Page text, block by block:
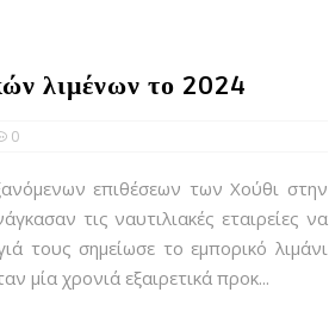
λιμένων το 2024
0
επιθέσεων των Χούθι στην
τις ναυτιλιακές εταιρείες να
τους σημείωσε το εμπορικό λιμάνι
μία χρονιά εξαιρετικά προκ...